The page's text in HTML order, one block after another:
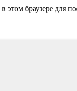
этом браузере для